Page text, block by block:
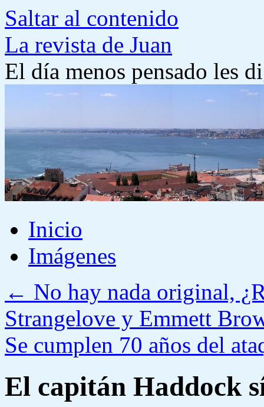
Saltar al contenido
La revista de Juan
El día menos pensado les
Inicio
Imágenes
← No hay nada original,
Strangelove y Emmett
Se cumplen 70 años del
El capitán Haddock